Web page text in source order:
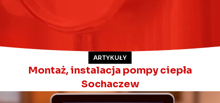
ARTYKUŁY
Montaż, instalacja pompy ciepła
Sochaczew